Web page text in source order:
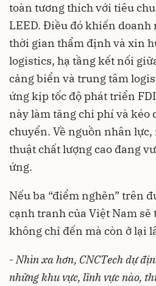
toàn tương thích với tiêu
LEED. Điều đó khiến
thời gian thẩm định và xin
logistics, hạ tầng kết nối
cảng biển và trung tâm
ứng kịp tốc độ phát triển
này làm tăng chi phí và kéo
chuyển. Về nguồn nhân
thuật chất lượng cao đang
ứng.
Nếu ba “điểm nghẽn” trên
cạnh tranh của Việt Nam sẽ
không chỉ đến mà còn ở lại
-Nhìn xa hơn, CNCTech dự
những khu vực, lĩnh vực nào,